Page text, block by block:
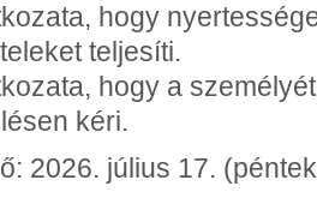
hogy
teljesíti.
hogy a
kéri.
2026. július 17.